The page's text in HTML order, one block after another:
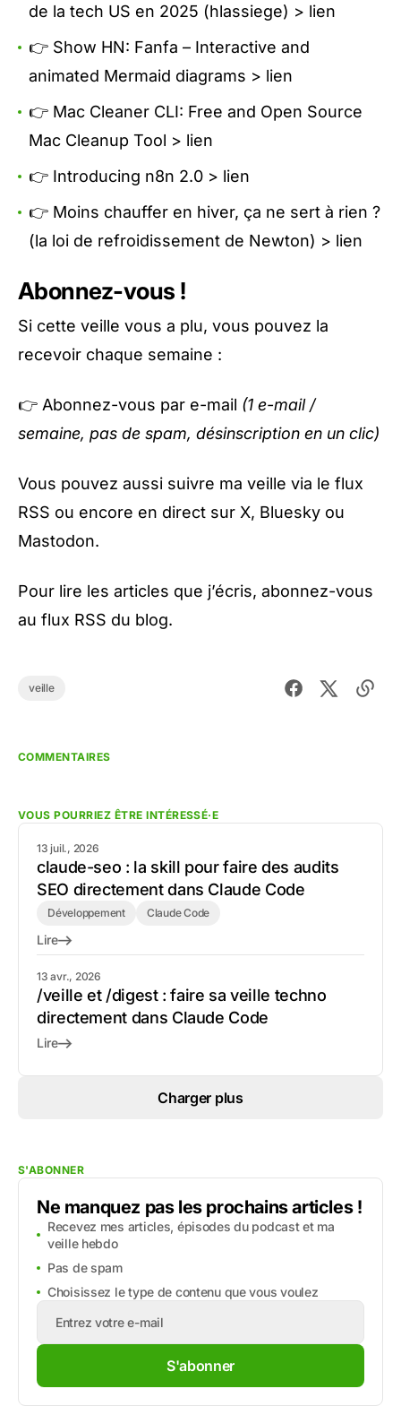
de la tech US en 2025 (hlassiege) > lien
👉 Show HN: Fanfa – Interactive and
animated Mermaid diagrams > lien
👉 Mac Cleaner CLI: Free and Open Source
Mac Cleanup Tool > lien
👉 Introducing n8n 2.0 > lien
👉 Moins chauffer en hiver, ça ne sert à rien ?
(la loi de refroidissement de Newton) > lien
Abonnez-vous !
Si cette veille vous a plu, vous pouvez la
recevoir chaque semaine :
👉 Abonnez-vous par e-mail (1 e-mail /
semaine, pas de spam, désinscription en un clic)
Vous pouvez aussi suivre ma veille via le flux
RSS ou encore en direct sur X, Bluesky ou
Mastodon.
Pour lire les articles que j’écris, abonnez-vous
au flux RSS du blog.
veille
COMMENTAIRES
VOUS POURRIEZ ÊTRE INTÉRESSÉ·E
13 juil., 2026
claude-seo : la skill pour faire des audits
SEO directement dans Claude Code
Développement Claude Code
Lire
13 avr., 2026
/veille et /digest : faire sa veille techno
directement dans Claude Code
Lire
Charger plus
S'ABONNER
Ne manquez pas les prochains articles !
Recevez mes articles, épisodes du podcast et ma
veille hebdo
Pas de spam
Choisissez le type de contenu que vous voulez
S'abonner